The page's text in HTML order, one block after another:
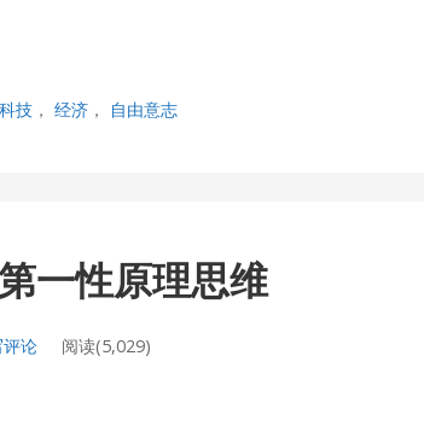
科技 ，经济 ， 自由意志
一性原理思维
评论 阅读(5,029)